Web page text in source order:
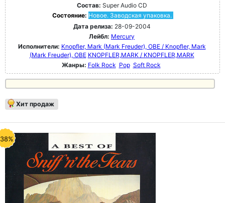
Состав: Super Audio CD
Состояние: Новое. Заводская упаковка.
Дата релиза: 28-09-2004
Лейбл: Mercury
Исполнители: Knopfler, Mark (Mark Freuder), OBE / Knopfler, Mark
(Mark Freuder), OBE KNOPFLER,MARK / KNOPFLER,MARK
Жанры: Folk Rock Pop Soft Rock
Хит продаж